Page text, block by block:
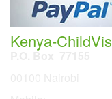
Kenya-
P.O. Box 77155